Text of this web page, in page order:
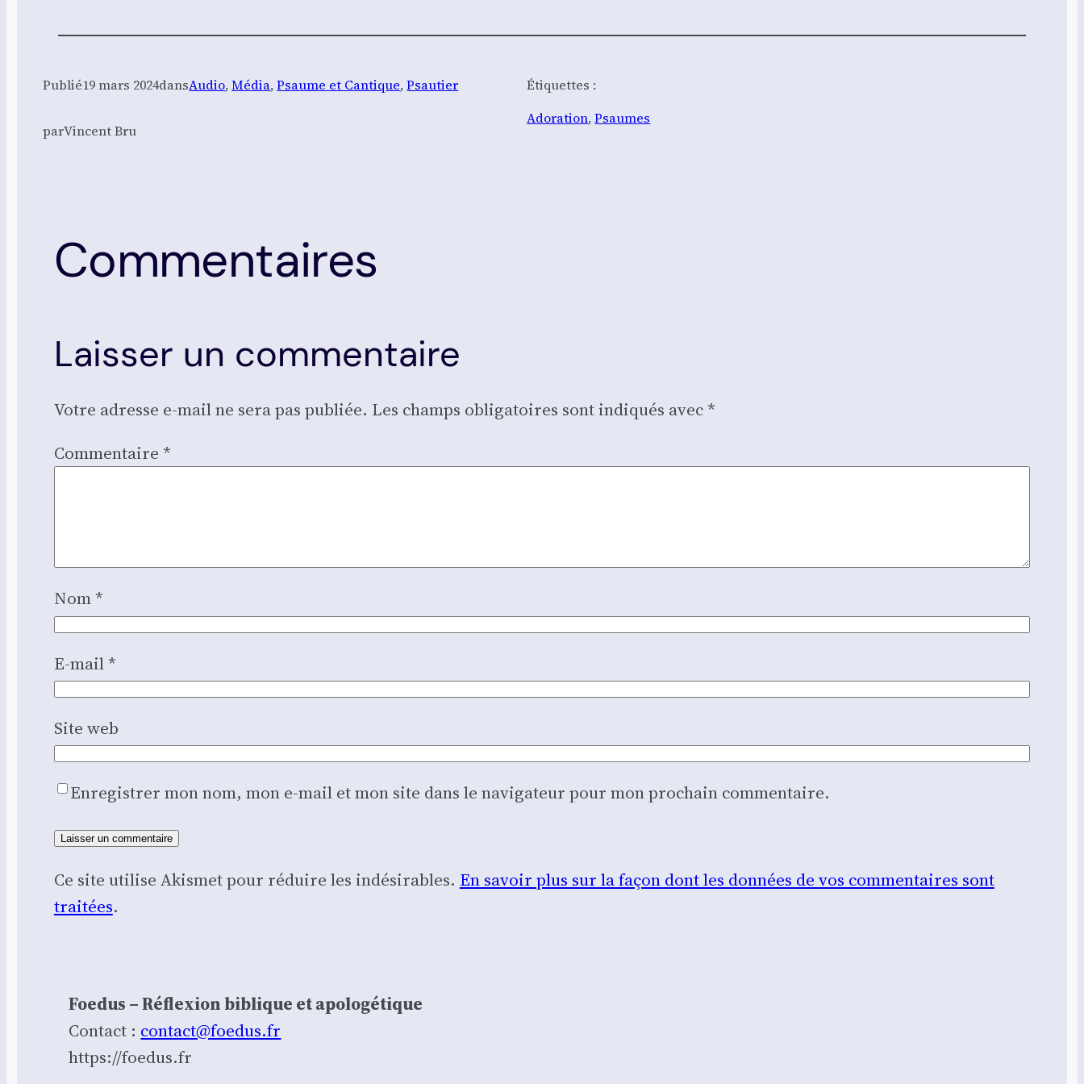
Publié19 mars 2024dansAudio, Média, Psaume et Cantique, Psautier
parVincent Bru
Étiquettes :
Adoration, Psaumes
Commentaires
Laisser un commentaire
Votre adresse e-mail ne sera pas publiée. Les champs obligatoires sont indiqués avec *
Commentaire *
Nom *
E-mail *
Site web
Enregistrer mon nom, mon e-mail et mon site dans le navigateur pour mon prochain commentaire.
Ce site utilise Akismet pour réduire les indésirables. En savoir plus sur la façon dont les données de vos commentaires sont
traitées.
Foedus – Réflexion biblique et apologétique
Contact : contact@foedus.fr
https://foedus.fr⁠